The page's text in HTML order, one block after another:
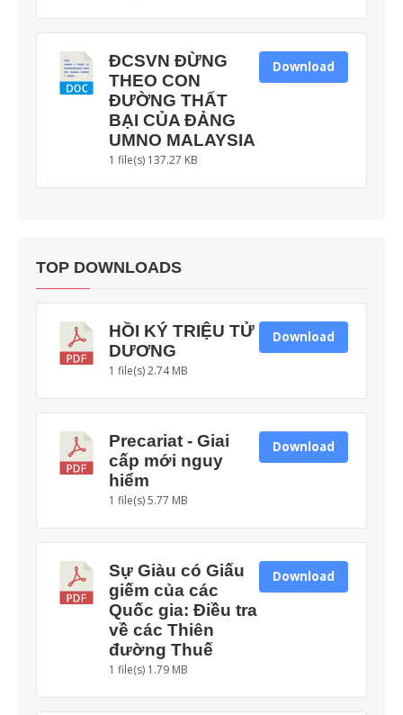
ĐCSVN ĐỪNG
THEO CON
ĐƯỜNG THẤT
BẠI CỦA ĐẢNG
UMNO MALAYSIA
1 file(s) 137.27 KB
Download
TOP DOWNLOADS
HỒI KÝ TRIỆU TỬ
DƯƠNG
1 file(s)2.74 MB
Download
Precariat - Giai
cấp mới nguy
hiểm
1 file(s)5.77 MB
Download
Sự Giàu có Giấu
giếm của các
Quốc gia: Điều tra
về các Thiên
đường Thuế
1 file(s) 1.79 MB
Download